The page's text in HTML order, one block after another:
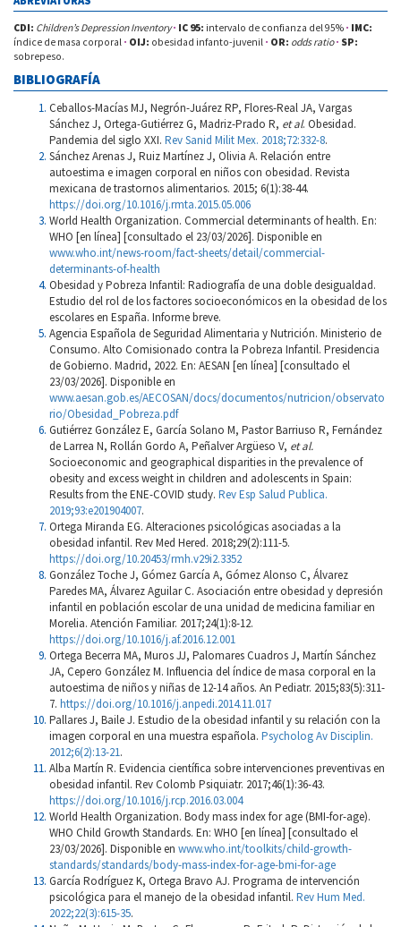
CDI: Children’s Depression Inventory · IC 95: intervalo de confianza del 95% · IMC:
índice de masa corporal · OIJ: obesidad infanto-juvenil · OR: odds ratio· SP:
sobrepeso.
BIBLIOGRAFÍA
Ceballos-Macías MJ, Negrón-Juárez RP, Flores-Real JA, Vargas
Sánchez J, Ortega-Gutiérrez G, Madriz-Prado R, et al. Obesidad.
Pandemia del siglo XXI. Rev Sanid Milit Mex. 2018;72:332-8.
Sánchez Arenas J, Ruiz Martínez J, Olivia A. Relación entre
autoestima e imagen corporal en niños con obesidad. Revista
mexicana de trastornos alimentarios. 2015; 6(1):38-44.
https://doi.org/10.1016/j.rmta.2015.05.006
World Health Organization. Commercial determinants of health. En:
WHO [en línea] [consultado el 23/03/2026]. Disponible en
www.who.int/news-room/fact-sheets/detail/commercial-
determinants-of-health
Obesidad y Pobreza Infantil: Radiografía de una doble desigualdad.
Estudio del rol de los factores socioeconómicos en la obesidad de los
escolares en España. Informe breve.
Agencia Española de Seguridad Alimentaria y Nutrición. Ministerio de
Consumo. Alto Comisionado contra la Pobreza Infantil. Presidencia
de Gobierno. Madrid, 2022. En: AESAN [en línea] [consultado el
23/03/2026]. Disponible en
www.aesan.gob.es/AECOSAN/docs/documentos/nutricion/observato
rio/Obesidad_Pobreza.pdf
Gutiérrez González E, García Solano M, Pastor Barriuso R, Fernández
de Larrea N, Rollán Gordo A, Peñalver Argüeso V, et al.
Socioeconomic and geographical disparities in the prevalence of
obesity and excess weight in children and adolescents in Spain:
Results from the ENE-COVID study. Rev Esp Salud Publica.
2019;93:e201904007.
Ortega Miranda EG. Alteraciones psicológicas asociadas a la
obesidad infantil. Rev Med Hered. 2018;29(2):111-5.
https://doi.org/10.20453/rmh.v29i2.3352
González Toche J, Gómez García A, Gómez Alonso C, Álvarez
Paredes MA, Álvarez Aguilar C. Asociación entre obesidad y depresión
infantil en población escolar de una unidad de medicina familiar en
Morelia. Atención Familiar. 2017;24(1):8-12.
https://doi.org/10.1016/j.af.2016.12.001
Ortega Becerra MA, Muros JJ, Palomares Cuadros J, Martín Sánchez
JA, Cepero González M. Influencia del índice de masa corporal en la
autoestima de niños y niñas de 12-14 años. An Pediatr. 2015;83(5):311-
7. https://doi.org/10.1016/j.anpedi.2014.11.017
Pallares J, Baile J. Estudio de la obesidad infantil y su relación con la
imagen corporal en una muestra española. Psycholog Av Disciplin.
2012;6(2):13-21.
Alba Martín R. Evidencia científica sobre intervenciones preventivas en
obesidad infantil. Rev Colomb Psiquiatr. 2017;46(1):36-43.
https://doi.org/10.1016/j.rcp.2016.03.004
World Health Organization. Body mass index for age (BMI-for-age).
WHO Child Growth Standards. En: WHO [en línea] [consultado el
23/03/2026]. Disponible en www.who.int/toolkits/child-growth-
standards/standards/body-mass-index-for-age-bmi-for-age
García Rodríguez K, Ortega Bravo AJ. Programa de intervención
psicológica para el manejo de la obesidad infantil. Rev Hum Med.
2022;22(3):615-35.